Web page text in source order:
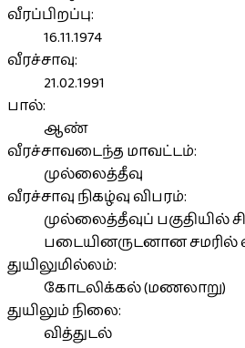
வீரப்பிறப்பு:
16.11.1974
வீரச்சாவு:
21.02.1991
பால்:
ஆண்
வீரச்சாவடைந்த மாவட்டம்:
முல்லைத்தீவு
வீரச்சாவு நிகழ்வு விபரம்:
முல்லைத்தீவுப் பகுதியில்
படையினருடனான சமரில்
துயிலுமில்லம்:
கோடலிக்கல் (மணலாறு)
துயிலும் நிலை:
வித்துடல்